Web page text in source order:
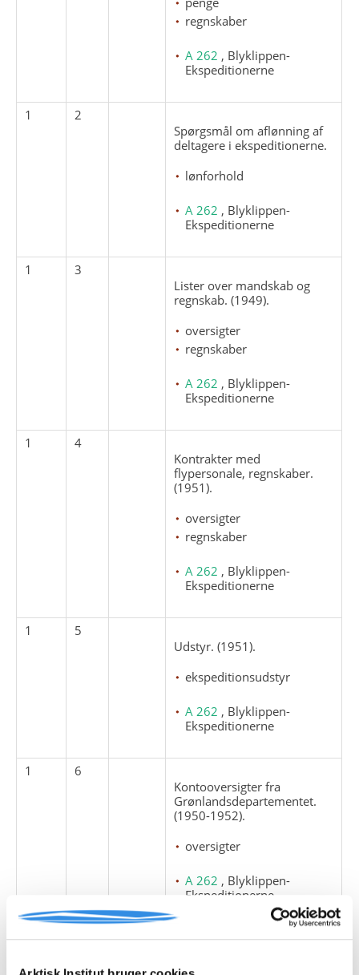
regnskaber
A 262 , Blyklippen-
Ekspeditionerne
1
2
Spørgsmål om aflønning af
deltagere i ekspeditionerne.
lønforhold
A 262 , Blyklippen-
Ekspeditionerne
1
3
Lister over mandskab og
regnskab. (1949).
oversigter
regnskaber
A 262 , Blyklippen-
Ekspeditionerne
1
4
Kontrakter med
flypersonale, regnskaber.
(1951).
oversigter
regnskaber
A 262 , Blyklippen-
Ekspeditionerne
1
5
Udstyr. (1951).
ekspeditionsudstyr
A 262 , Blyklippen-
Ekspeditionerne
1
6
Kontooversigter fra
Grønlandsdepartementet.
(1950-1952).
oversigter
A 262 , Blyklippen-
Ekspeditionerne
1
7
deltagerne. (1950-1952).